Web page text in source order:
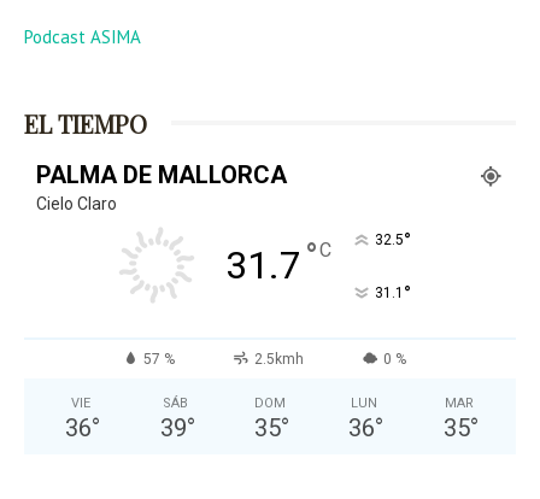
Podcast ASIMA
EL TIEMPO
PALMA DE MALLORCA
Cielo Claro
31.7 °C 32.5°
31.1 °
57 % 2.5kmh 0 %
VIE
36°
SÁB
39°
DOM
35°
LUN
36°
MAR
35°